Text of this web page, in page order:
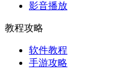
影音播放
教程攻略
软件教程
手游攻略